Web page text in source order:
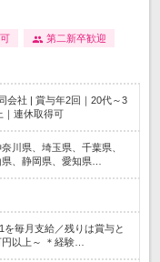
第二新卒歓迎
会社 | 賞与年2回｜20代～3
｜連休取得可
川県、埼玉県、千葉県、
、静岡県、愛知県…
毎月支給／残りは賞与と
以上～ ＊経験…